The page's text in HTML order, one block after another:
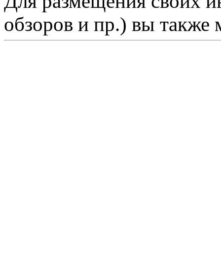
обзоров и пр.) вы также